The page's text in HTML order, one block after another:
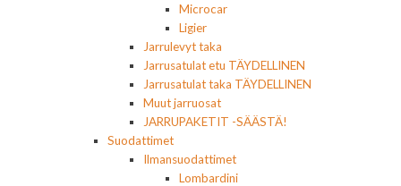
Microcar
Ligier
Jarrulevyt taka
Jarrusatulat etu TÄYDELLINEN
Jarrusatulat taka TÄYDELLINEN
Muut jarruosat
JARRUPAKETIT -SÄÄSTÄ!
Suodattimet
Ilmansuodattimet
Lombardini